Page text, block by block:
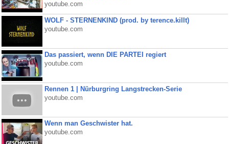
youtube.com
WOLF - STERNENKIND (prod. by terence.killt)
youtube.com
Das passiert, wenn DIE PARTEI regiert
youtube.com
Rennen 1 | Nürburgring Langstrecken-Serie
youtube.com
Wenn man Geschwister hat.
youtube.com